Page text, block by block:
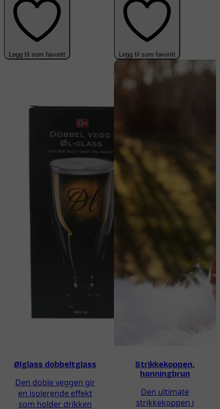
Legg til som favoritt
Ølglass dobbeltglass
Den doble veggen gir
en isolerende effekt
som holder drikken
Legg til som favoritt
Strikkekoppen,
honningbrun
Den ultimate
strikkekoppen i